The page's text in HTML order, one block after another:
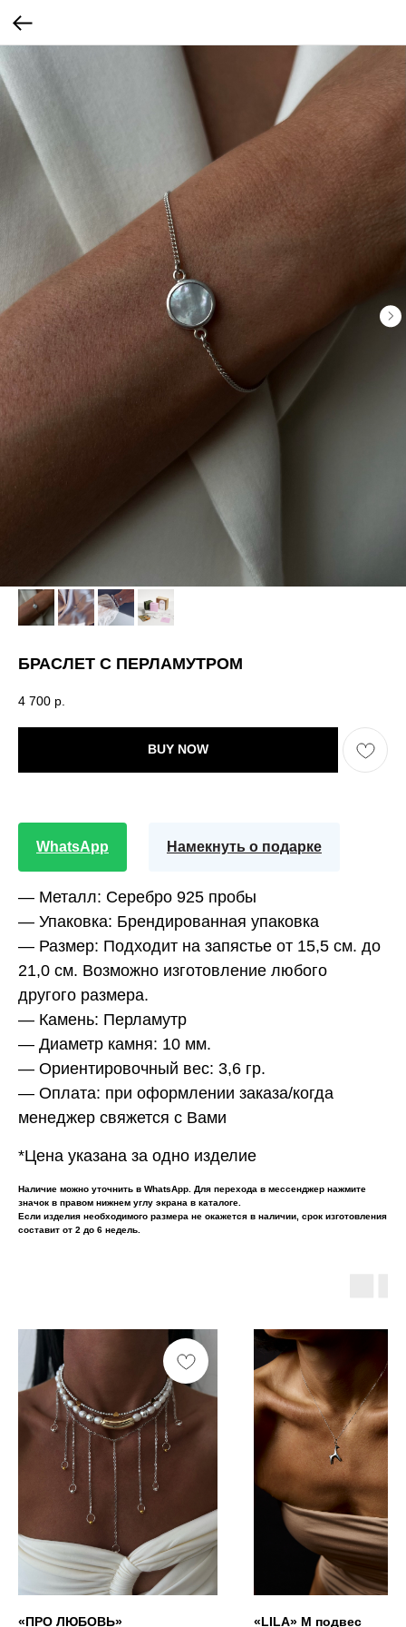
БРАСЛЕТ С ПЕРЛАМУТРОМ
4 700 р.
BUY NOW
WhatsApp Намекнуть о подарке
— Металл: Серебро 925 пробы
— Упаковка: Брендированная упаковка
— Размер: Подходит на запястье от 15,5 см. до
21,0 см. Возможно изготовление любого
другого размера.
— Камень: Перламутр
— Диаметр камня: 10 мм.
— Ориентировочный вес: 3,6 гр.
— Оплата: при оформлении заказа/когда
менеджер свяжется с Вами
*Цена указана за одно изделие
Наличие можно уточнить в WhatsApp. Для перехода в мессенджер нажмите
значок в правом нижнем углу экрана в каталоге.
Если изделия необходимого размера не окажется в наличии, срок изготовления
составит от 2 до 6 недель.
«ПРО ЛЮБОВЬ» «LILA» М подвес